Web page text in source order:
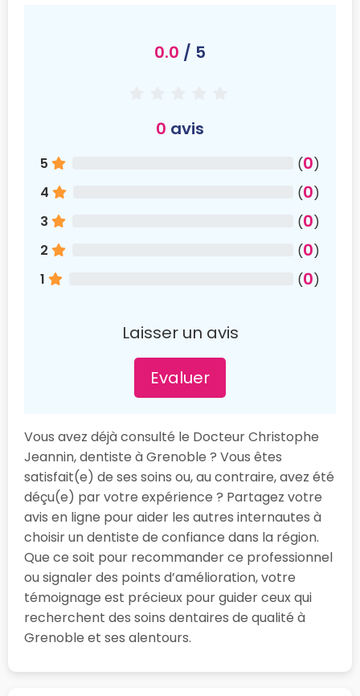
0.0 / 5
0 avis
5 (0)
4
(0)
3
(0)
2
(0)
1
(0)
Laisser un avis
Evaluer
Vous avez déjà consulté le Docteur Christophe
Jeannin, dentiste à Grenoble ? Vous êtes
satisfait(e) de ses soins ou, au contraire, avez été
déçu(e) par votre expérience ? Partagez votre
avis en ligne pour aider les autres internautes à
choisir un dentiste de confiance dans la région.
Que ce soit pour recommander ce professionnel
ou signaler des points d’amélioration, votre
témoignage est précieux pour guider ceux qui
recherchent des soins dentaires de qualité à
Grenoble et ses alentours.